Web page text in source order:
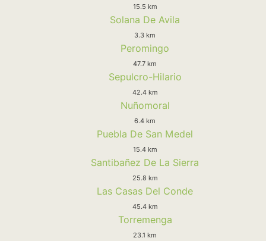
15.5 km
Solana De Avila
3.3 km
Peromingo
47.7 km
Sepulcro-Hilario
42.4 km
Nuñomoral
6.4 km
Puebla De San Medel
15.4 km
Santibañez De La Sierra
25.8 km
Las Casas Del Conde
45.4 km
Torremenga
23.1 km